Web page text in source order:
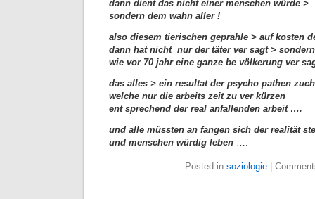
dann dient das nicht einer menschen würde >
sondern dem wahn aller !
also diesem tierischen geprahle > auf kosten
dann hat nicht nur der täter ver sagt >
wie vor 70 jahr eine ganze be völkerung ver
das alles > ein resultat der psycho pathen
welche nur die arbeits zeit zu ver kürzen
ent sprechend der real anfallenden arbeit ….
und alle müssten an fangen sich der realität
und menschen würdig leben ….
Posted in soziologie|